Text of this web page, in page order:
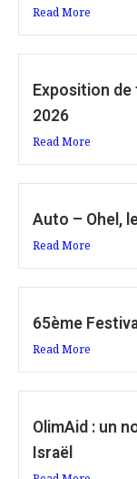
Read More
Exposition de
2026
Read More
Auto – Ohel,
Read More
65ème
Read More
OlimAid : un
Israël